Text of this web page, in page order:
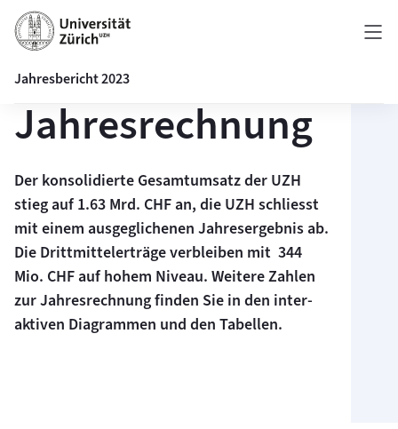
Jahresbericht 2023
Finanzen
Jahres­rechnung
Der konsoli­dierte Gesamt­umsatz der UZH
stieg auf 1.63 Mrd. CHF an, die UZH schliesst
mit einem ausge­glichenen Jahres­ergebnis ab.
Die Dritt­mittel­erträge ver­bleiben mit 344
Mio. CHF auf hohem Niveau. Weitere Zahlen
zur Jahres­rechnung finden Sie in den inter­
aktiven Dia­grammen und den Tabellen.